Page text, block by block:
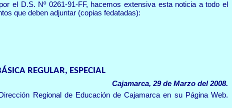
el D.S. Nº 0261-91-FF, hacemos extensiva esta noticia a todo el
que deben adjuntar (copias fedatadas):
REGULAR, ESPECIAL
Cajamarca, 29 de Marzo del 2008.
Regional de Educación de Cajamarca en su Página Web.